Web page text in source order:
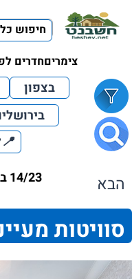
חיפוש
צימריםחדרים
בצפון
📍
הבא 14/23 באזור ספסופה
סוויטות